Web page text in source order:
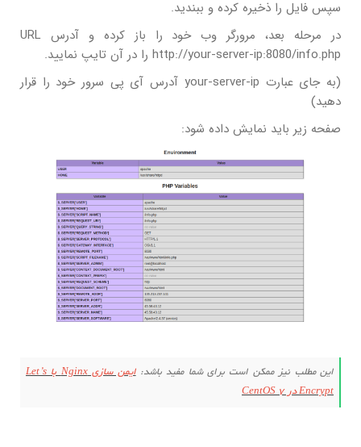
سپس فایل را ذخیره کرده و ببندید.
در مرحله بعد، مرورگر وب خود را باز کرده و آدرس URL
http://your-server-ip:8080/info.php را در آن تایپ نمایید.
(به جای عبارت your-server-ip آدرس آی پی سرور خود را قرار
دهید)
صفحه زیر باید نمایش داده شود:
این مطلب نیز ممکن است برای شما مفید باشد:
ایمن سازی Nginx با Let’s
Encrypt در CentOS 7